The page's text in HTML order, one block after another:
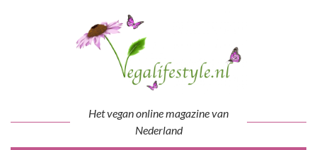
Het vegan online magazine van
Nederland